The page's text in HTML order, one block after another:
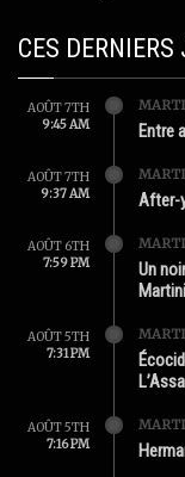
CES DERNIERS
AOÛT 7TH
9:45 AM
Entre
AOÛT 7TH
9:37 AM
After-
AOÛT 6TH
7:59 PM
Un
AOÛT 5TH
7:31 PM
AOÛT 5TH
7:16 PM